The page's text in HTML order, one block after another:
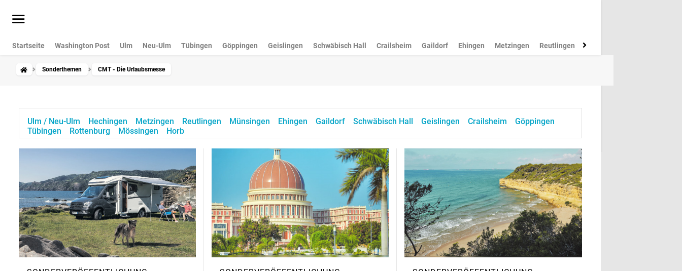
Startseite Washington Post Ulm Neu-Ulm Tübingen Göppingen Geislingen Schwäbisch Hall Crailsheim Gaildorf Ehingen Metzingen Reutlingen Münsingen
Sonderthemen CMT - Die Urlaubsmesse
Ulm / Neu-Ulm Hechingen Metzingen Reutlingen Münsingen Ehingen Gaildorf Schwäbisch Hall Geislingen Crailsheim
Göppingen
Tübingen
Rottenburg Mössingen Horb